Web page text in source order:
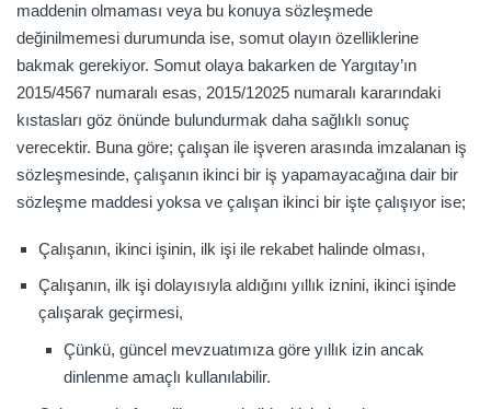
maddenin olmaması veya bu konuya sözleşmede
değinilmemesi durumunda ise, somut olayın özelliklerine
bakmak gerekiyor. Somut olaya bakarken de Yargıtay’ın
2015/4567 numaralı esas, 2015/12025 numaralı kararındaki
kıstasları göz önünde bulundurmak daha sağlıklı sonuç
verecektir. Buna göre; çalışan ile işveren arasında imzalanan iş
sözleşmesinde, çalışanın ikinci bir iş yapamayacağına dair bir
sözleşme maddesi yoksa ve çalışan ikinci bir işte çalışıyor ise;
Çalışanın, ikinci işinin, ilk işi ile rekabet halinde olması,
Çalışanın, ilk işi dolayısıyla aldığını yıllık iznini, ikinci işinde
çalışarak geçirmesi,
Çünkü, güncel mevzuatımıza göre yıllık izin ancak
dinlenme amaçlı kullanılabilir.